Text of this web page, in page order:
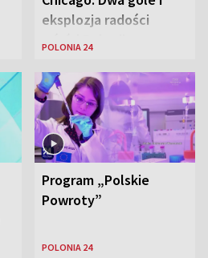
eksplozja radości
wśród Polonii
POLONIA 24
Program „Polskie
Powroty”
POLONIA 24